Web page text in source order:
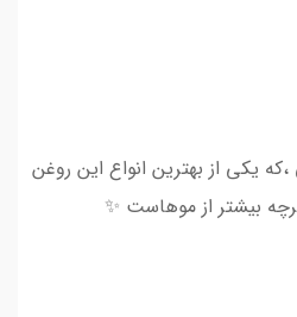
یکی از بهترین انواع این روغن
بیشتر از موهاست ✨